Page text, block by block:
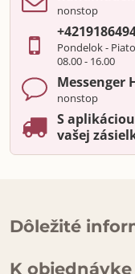
nonstop
Pondelok -
08.00 - 16.00
Messenger
nonstop
S
vašej
Dôležité
K objednávke